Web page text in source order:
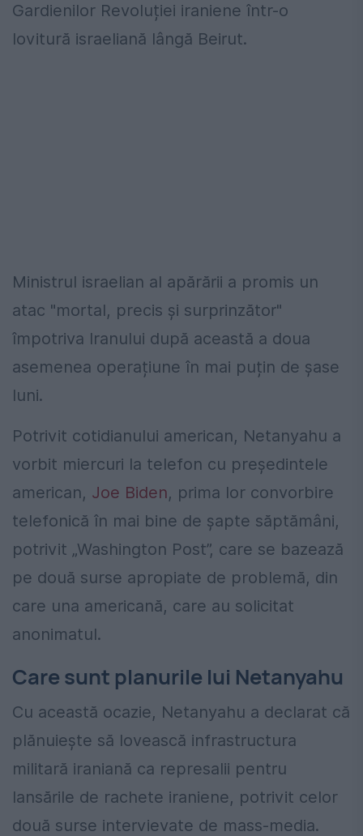
Gardienilor Revoluției iraniene într-o
lovitură israeliană lângă Beirut.
Ministrul israelian al apărării a promis un
atac "mortal, precis și surprinzător"
împotriva Iranului după această a doua
asemenea operațiune în mai puțin de șase
luni.
Potrivit cotidianului american, Netanyahu a
vorbit miercuri la telefon cu președintele
american, Joe Biden, prima lor convorbire
telefonică în mai bine de șapte săptămâni,
potrivit „Washington Post”, care se bazează
pe două surse apropiate de problemă, din
care una americană, care au solicitat
anonimatul.
Care sunt planurile lui Netanyahu
Cu această ocazie, Netanyahu a declarat că
plănuiește să lovească infrastructura
militară iraniană ca represalii pentru
lansările de rachete iraniene, potrivit celor
două surse intervievate de mass-media.